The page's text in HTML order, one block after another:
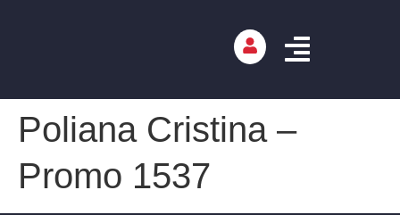
Poliana Cristina –
Promo 1537